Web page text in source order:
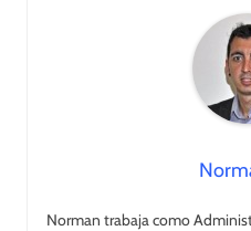
Norman trabaja como